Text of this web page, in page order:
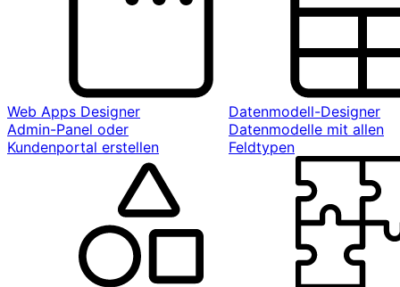
Web Apps Designer
Admin-Panel oder
Kundenportal erstellen
Datenmodell-Designer
Datenmodelle mit allen
Feldtypen